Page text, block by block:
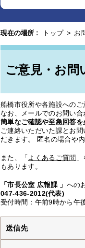
現在の場所 : トップ > お
ご意見・お問
船橋市役所や各施設への
なお、メールでのお問い
簡単なご確認や至急回答を
ご連絡いただいた課とお
だきます。 匿名の場合や
また、「 よくあるご質問
もあります。
「市長公室 広報課 」 への
047-436-2012(代表)
受付時間：午前9時から午
送信先